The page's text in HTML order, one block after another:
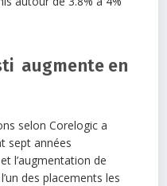
augmente en
selon Corelogic a
sept années
l’augmentation de
des placements les